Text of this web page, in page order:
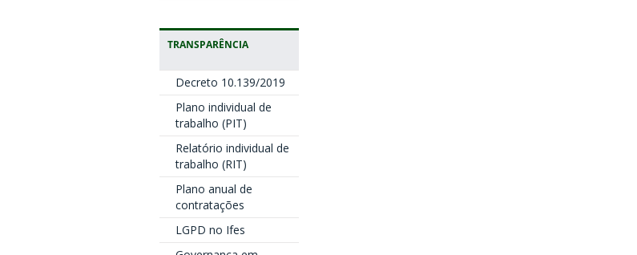
TRANSPARÊNCIA
Decreto 10.139/2019
Plano individual de
trabalho (PIT)
Relatório individual de
trabalho (RIT)
Plano anual de
contratações
LGPD no Ifes